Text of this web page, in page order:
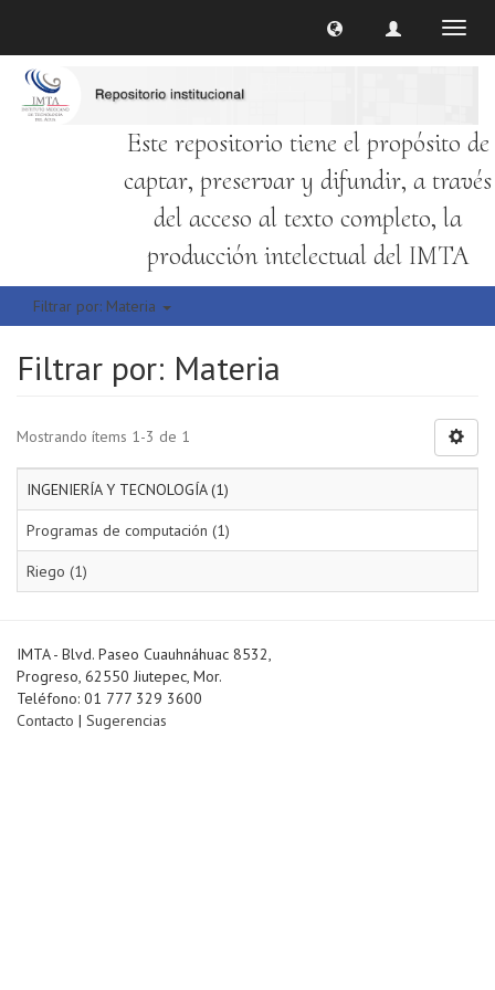
Este repositorio tiene el propósito de
captar, preservar y difundir, a través
del acceso al texto completo, la
producción intelectual del IMTA
Filtrar por: Materia
Filtrar por: Materia
Mostrando ítems 1-3 de 1
INGENIERÍA Y TECNOLOGÍA (1)
Programas de computación (1)
Riego (1)
IMTA - Blvd. Paseo Cuauhnáhuac 8532,
Progreso, 62550 Jiutepec, Mor.
Teléfono: 01 777 329 3600
Contacto | Sugerencias